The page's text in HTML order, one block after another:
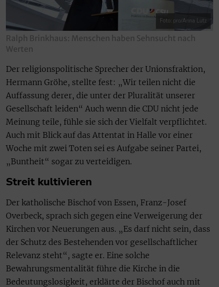
Foto: pro/Anna Lutz
Ralph Brinkhaus: Menschen haben Sehnsucht nach
Werten
Der religionspolitische Sprecher der Unionsfraktion,
Hermann Gröhe, stellte fest: „Wir teilen nicht die
Auffassung derer, die unter der Pluralität unserer
Gesellschaft leiden“ Auch wenn die CDU nicht jede
Meinung teile, fühle sie sich der Vielfalt verpflichtet.
Auch mit Blick auf das Attentat in Halle vor einer
Woche mit zwei Toten sei es Aufgabe seiner Partei,
„Buntheit“ sogar zu verteidigen.
Streit kultivieren
Der katholische Bischof von Essen, Franz-Josef
Overbeck, sprach sich gegen eine Verweigerung der
Kirchen vor Neuerungen aus. „Es darf nicht sein, dass
der Schutz des Bestehenden vor gesellschaftlicher
Relevanz steht“, sagte er. Eine solche
Bewahrungsmentalität führe die Kirche in die
Bedeutungslosigkeit, erklärte der Bischof auch mit